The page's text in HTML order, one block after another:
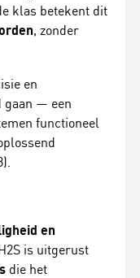
klas betekent dit
, zonder
en
gaan — een
functioneel
en
H2S is uitgerust
die het